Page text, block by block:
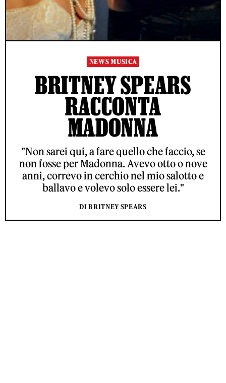
NEWS MUSICA
BRITNEY SPEARS
RACCONTA
MADONNA
"Non sarei qui, a fare quello che faccio, se
non fosse per Madonna. Avevo otto o nove
anni, correvo in cerchio nel mio salotto e
ballavo e volevo solo essere lei."
DI BRITNEY SPEARS